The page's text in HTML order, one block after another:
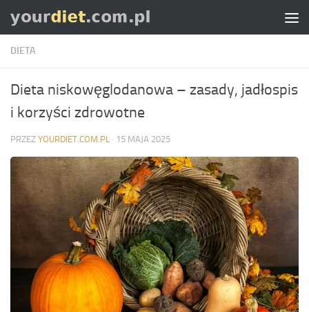
Skip to content
DIETA
Dieta niskowęglodanowa – zasady, jadłospis
i korzyści zdrowotne
PRZEZ YOURDIET.COM.PL · 15 MAJA 2025